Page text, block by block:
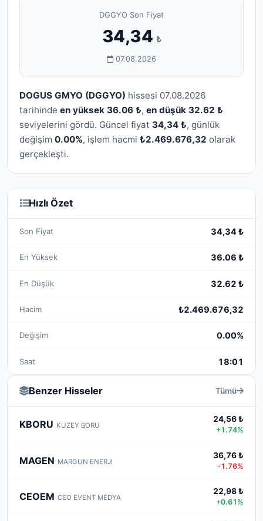
DGGYO Son Fiyat
34,34 ₺
07.08.2026
DOGUS GMYO (DGGYO) hissesi 07.08.2026
tarihinde en yüksek 36.06 ₺, en düşük 32.62 ₺
seviyelerini gördü. Güncel fiyat 34,34 ₺, günlük
değişim 0.00%, işlem hacmi ₺2.469.676,32 olarak
gerçekleşti.
Hızlı Özet
Son Fiyat 34,34 ₺
En Yüksek 36.06 ₺
En Düşük 32.62 ₺
Hacim ₺2.469.676,32
Değişim 0.00%
Saat 18:01
Benzer Hisseler Tümü
KBORU KUZEY BORU
24,56 ₺
+1.74%
MAGEN MARGUN ENERJI
36,76 ₺
-1.76%
CEOEM CEO EVENT MEDYA
22,98 ₺
+0.61%